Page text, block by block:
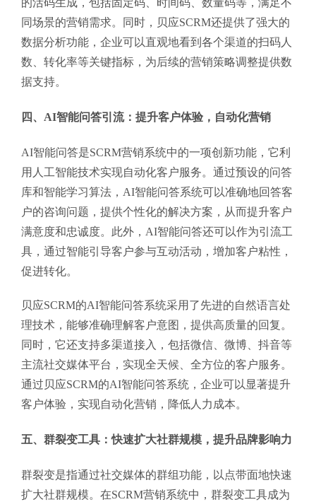
的活码生成，包括固定码、时间码、数量码等，满足不
同场景的营销需求。同时，贝应SCRM还提供了强大的
数据分析功能，企业可以直观地看到各个渠道的扫码人
数、转化率等关键指标，为后续的营销策略调整提供数
据支持。
四、AI智能问答引流：提升客户体验，自动化营销
AI智能问答是SCRM营销系统中的一项创新功能，它利
用人工智能技术实现自动化客户服务。通过预设的问答
库和智能学习算法，AI智能问答系统可以准确地回答客
户的咨询问题，提供个性化的解决方案，从而提升客户
满意度和忠诚度。此外，AI智能问答还可以作为引流工
具，通过智能引导客户参与互动活动，增加客户粘性，
促进转化。
贝应SCRM的AI智能问答系统采用了先进的自然语言处
理技术，能够准确理解客户意图，提供高质量的回复。
同时，它还支持多渠道接入，包括微信、微博、抖音等
主流社交媒体平台，实现全天候、全方位的客户服务。
通过贝应SCRM的AI智能问答系统，企业可以显著提升
客户体验，实现自动化营销，降低人力成本。
五、群裂变工具：快速扩大社群规模，提升品牌影响力
群裂变是指通过社交媒体的群组功能，以点带面地快速
扩大社群规模。在SCRM营销系统中，群裂变工具成为